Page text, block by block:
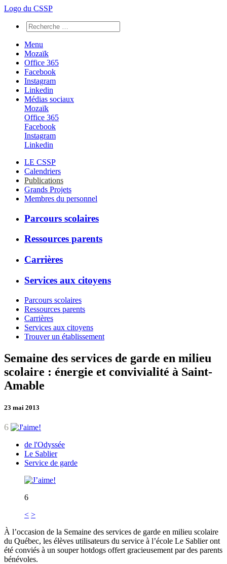
Logo du CSSP
Menu
Mozaïk
Office 365
Facebook
Instagram
Linkedin
Médias sociaux
Mozaïk
Office 365
Facebook
Instagram
Linkedin
LE CSSP
Calendriers
Publications
Grands Projets
Membres du personnel
Parcours scolaires
Ressources parents
Carrières
Services aux citoyens
Parcours scolaires
Ressources parents
Carrières
Services aux citoyens
Trouver un établissement
Semaine des services de garde en milieu
scolaire : énergie et convivialité à Saint-
Amable
23 mai 2013
6
de l'Odyssée
Le Sablier
Service de garde
6
< >
À l’occasion de la Semaine des services de garde en milieu scolaire
du Québec, les élèves utilisateurs du service à l’école Le Sablier ont
été conviés à un souper hotdogs offert gracieusement par des parents
bénévoles.